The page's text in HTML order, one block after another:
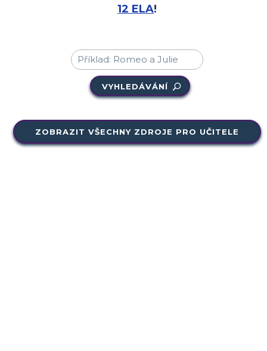
12 ELA!
VYHLEDÁVÁNÍ
ZOBRAZIT VŠECHNY ZDROJE PRO UČITELE